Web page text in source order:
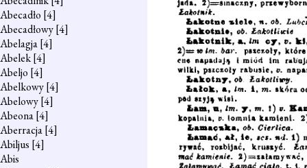
Abecadło [4]
Abecadłowy[4]
Abelagja[4]
Abelek[4]
Abeljo [4]
Abelkowy[4]
Abelowy[4]
Abeona[4]
Aberracja[4]
Abiljus [4]
Abis